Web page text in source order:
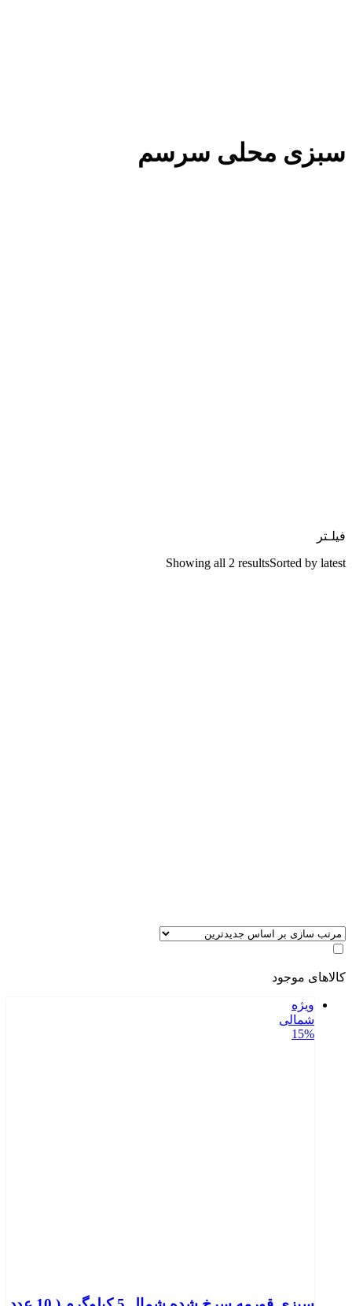
سبزی محلی سرسم
فیلـتر
Showing all 2 resultsSorted by latest
کالاهای موجود
ویژه
شمالی
15%